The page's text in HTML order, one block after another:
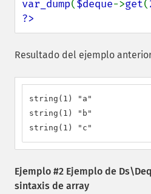
var_dump($deque->get(
?>
Resultado del ejemplo
string(1) "a"
string(1) "b"
string(1) "c"
Ejemplo #2 Ejemplo de
sintaxis de array